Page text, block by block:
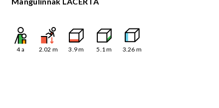
4a 2.02 m 3.9m 5.1m 3.26 m